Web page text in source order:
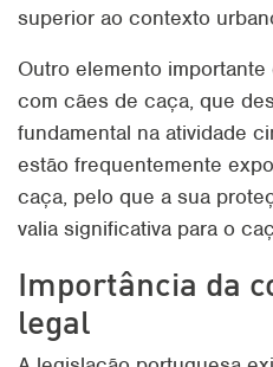
superior ao contexto
Outro elemento
com cães de caça, que
fundamental na atividade
estão frequentemente
caça, pelo que a sua
valia significativa para o
Importância da
legal